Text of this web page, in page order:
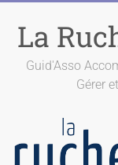
La
Guid'Asso
Gérer